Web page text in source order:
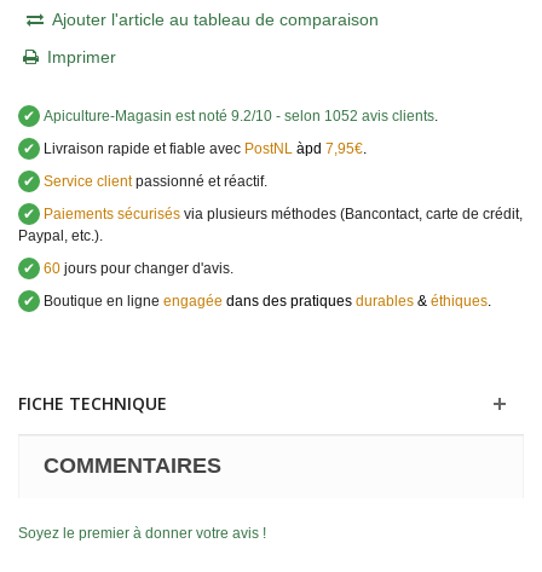
Ajouter l'article au tableau de comparaison
Imprimer
✔ Apiculture-Magasin est noté 9.2/10 - selon 1052 avis clients.
✔
Livraison rapide et fiable avec PostNL àpd 7,95€.
✔ Service clientpassionné et réactif.
✔
Paiements sécurisés via plusieurs méthodes (Bancontact, carte de crédit,
Paypal, etc.).
✔ 60 jours pour changer d'avis.
✔
Boutique en ligne engagée dans des pratiques durables & éthiques.
FICHE TECHNIQUE
COMMENTAIRES
Soyez le premier à donner votre avis !